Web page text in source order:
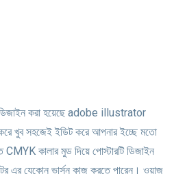
ডিজাইন করা হয়েছে adobe illustrator
খুব সহজেই ইডিট করে আপনার ইচ্ছে মতো
CMYK কালার মুড দিয়ে পোস্টারটি ডিজাইন
এর যেকোন ভার্সন কাজ করতে পারেন। ওয়াজ